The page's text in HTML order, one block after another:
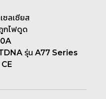
ซลเซียส
กไฟดูด
รุ่น A77 Series